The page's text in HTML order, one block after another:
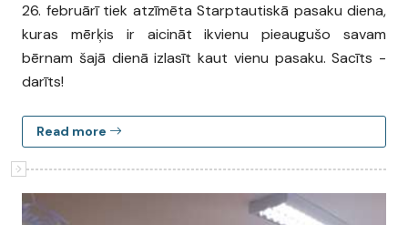
26. februārī tiek atzīmēta Starptautiskā pasaku diena,
kuras mērķis ir aicināt ikvienu pieaugušo savam
bērnam šajā dienā izlasīt kaut vienu pasaku. Sacīts -
darīts!
Read more